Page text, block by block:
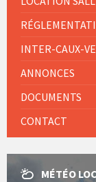
INTER-CAUX-
ANNONCES
DOCUMENTS
CONTACT
MÉTÉO